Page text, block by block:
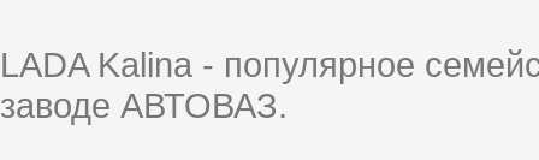
LADA Kalina - популярное
заводе АВТОВАЗ.